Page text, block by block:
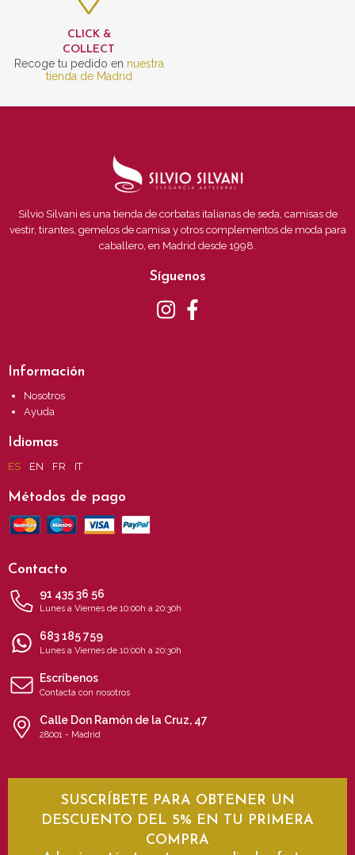
CLICK &
COLLECT
Recoge tu pedido en nuestra
tienda de Madrid
Silvio Silvani es una tienda de corbatas italianas de seda, camisas de
vestir, tirantes, gemelos de camisa y otros complementos de moda para
caballero, en Madrid desde 1998.
Síguenos
Información
Nosotros
Ayuda
Idiomas
ES EN FR IT
Métodos de pago
Contacto
91 435 36 56
Lunes a Viernes de 10:00h a 20:30h
683 185 759
Lunes a Viernes de 10:00h a 20:30h
Escríbenos
Contacta con nosotros
Calle Don Ramón de la Cruz, 47
28001 - Madrid
SUSCRÍBETE PARA OBTENER UN
DESCUENTO DEL 5% EN TU PRIMERA
COMPRA